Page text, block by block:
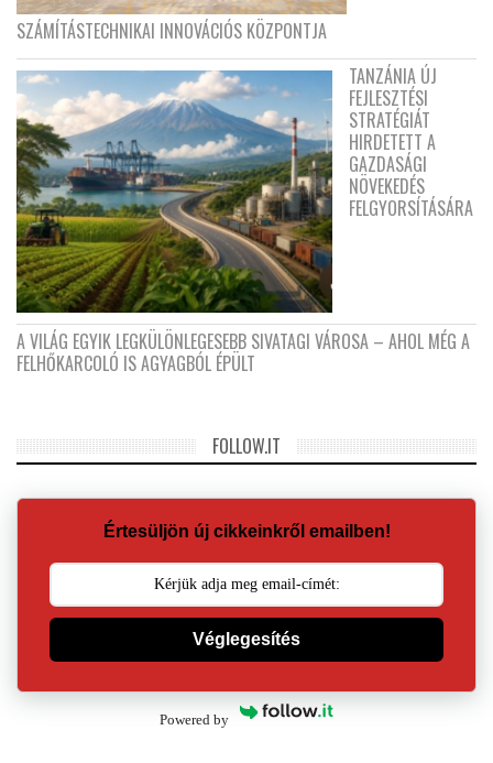
SZÁMÍTÁSTECHNIKAI INNOVÁCIÓS KÖZPONTJA
TANZÁNIA ÚJ
FEJLESZTÉSI
STRATÉGIÁT
HIRDETETT A
GAZDASÁGI
NÖVEKEDÉS
FELGYORSÍTÁSÁRA
A VILÁG EGYIK LEGKÜLÖNLEGESEBB SIVATAGI VÁROSA – AHOL MÉG A
FELHŐKARCOLÓ IS AGYAGBÓL ÉPÜLT
FOLLOW.IT
Értesüljön új cikkeinkről emailben!
Véglegesítés
Powered by